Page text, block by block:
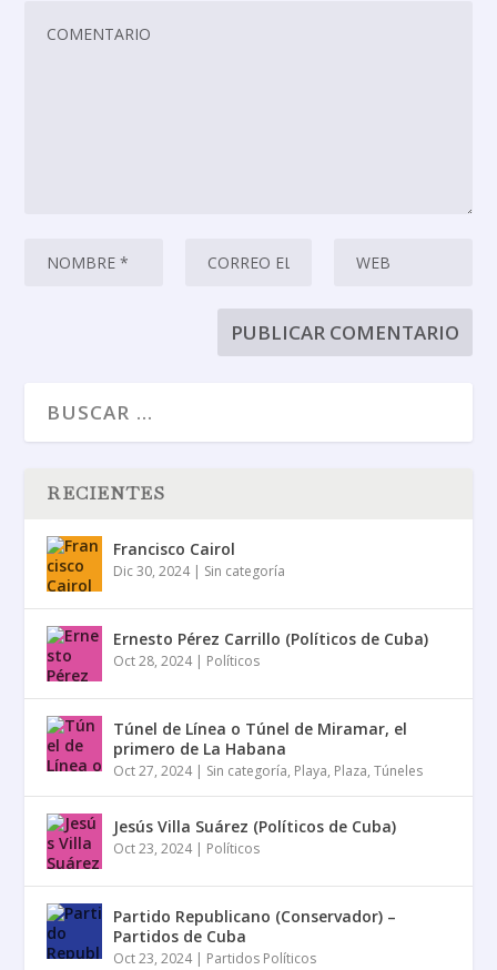
RECIENTES
Francisco Cairol
Dic 30, 2024| Sin categoría
Ernesto Pérez Carrillo (Políticos de Cuba)
Oct 28, 2024| Políticos
Túnel de Línea o Túnel de Miramar, el
primero de La Habana
Oct 27, 2024| Sin categoría, Playa, Plaza,Túneles
Jesús Villa Suárez (Políticos de Cuba)
Oct 23, 2024| Políticos
Partido Republicano (Conservador) –
Partidos de Cuba
Oct 23, 2024| Partidos Políticos